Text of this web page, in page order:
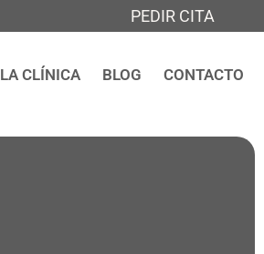
PEDIR CITA
LA CLÍNICA BLOG CONTACTO